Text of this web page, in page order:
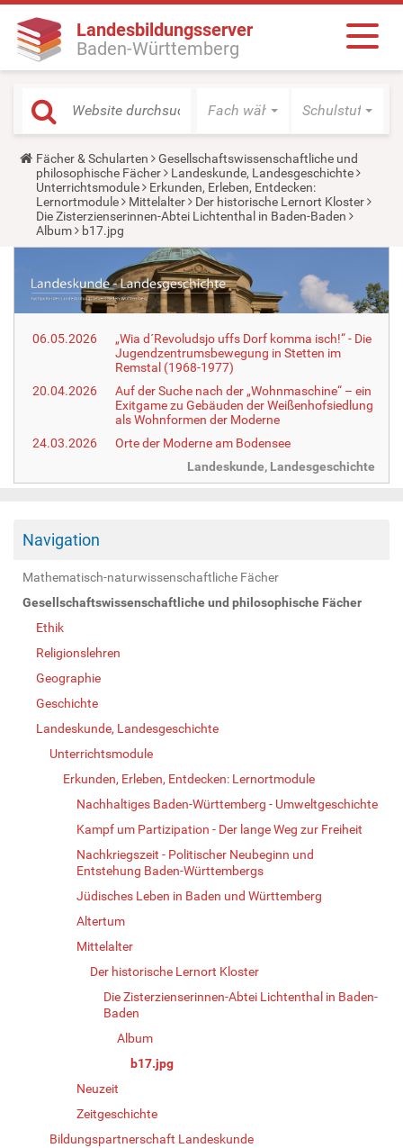
Landesbildungsserver
Baden-Württemberg
Fach wählen Schulstufe
Y
o
u
a
r
e
h
e
:
Fächer & Schularten
Gesellschaftswissenschaftliche und
philosophische Fächer
Landeskunde, Landesgeschichte
Unterrichtsmodule
Erkunden, Erleben, Entdecken:
Lernortmodule
Mittelalter
Der historische Lernort Kloster
Die Zisterzienserinnen-Abtei Lichtenthal in Baden-Baden
Album
b17.jpg
06.05.2026
„Wia d´Revoludsjo uffs Dorf komma isch!“ - Die
Jugendzentrumsbewegung in Stetten im
Remstal (1968-1977)
20.04.2026
Auf der Suche nach der „Wohnmaschine“ – ein
Exitgame zu Gebäuden der Weißenhofsiedlung
als Wohnformen der Moderne
24.03.2026
Orte der Moderne am Bodensee
Landeskunde, Landesgeschichte
Navigation
Mathematisch-naturwissenschaftliche Fächer
Gesellschaftswissenschaftliche und philosophische Fächer
Ethik
Religionslehren
Geographie
Geschichte
Landeskunde, Landesgeschichte
Unterrichtsmodule
Erkunden, Erleben, Entdecken: Lernortmodule
Nachhaltiges Baden-Württemberg - Umweltgeschichte
Kampf um Partizipation - Der lange Weg zur Freiheit
Nachkriegszeit - Politischer Neubeginn und
Entstehung Baden-Württembergs
Jüdisches Leben in Baden und Württemberg
Altertum
Mittelalter
Der historische Lernort Kloster
Die Zisterzienserinnen-Abtei Lichtenthal in Baden-
Baden
Album
b17.jpg
Neuzeit
Zeitgeschichte
Bildungspartnerschaft Landeskunde